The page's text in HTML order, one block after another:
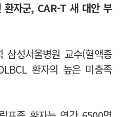
환자군, CAR-T 새 대안 부
삼성서울병원 교수(혈액종
환자의 높은 미충족